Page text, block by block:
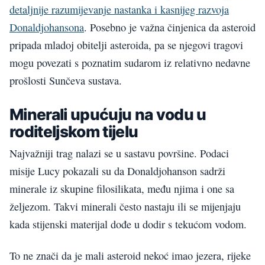
detaljnije razumijevanje nastanka i kasnijeg razvoja
Donaldjohansona. Posebno je važna činjenica da asteroid
pripada mladoj obitelji asteroida, pa se njegovi tragovi
mogu povezati s poznatim sudarom iz relativno nedavne
prošlosti Sunčeva sustava.
Minerali upućuju na vodu u
roditeljskom tijelu
Najvažniji trag nalazi se u sastavu površine. Podaci
misije Lucy pokazali su da Donaldjohanson sadrži
minerale iz skupine filosilikata, među njima i one sa
željezom. Takvi minerali često nastaju ili se mijenjaju
kada stijenski materijal dođe u dodir s tekućom vodom.
To ne znači da je mali asteroid nekoć imao jezera, rijeke